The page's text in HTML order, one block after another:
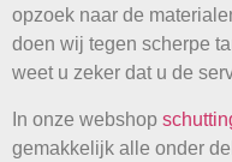
opzoek naar de
doen wij tegen scherpe
weet u zeker dat u de
In onze webshop
gemakkelijk alle onder